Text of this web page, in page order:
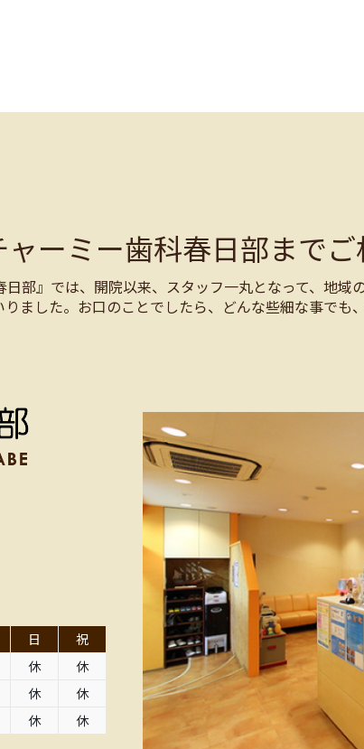
ーミー歯科春日部までご
部』では、開院以来、スタッフ一丸となって、地域
ました。お口のことでしたら、どんな些細な事でも
日
祝
休
休
休
休
休 休